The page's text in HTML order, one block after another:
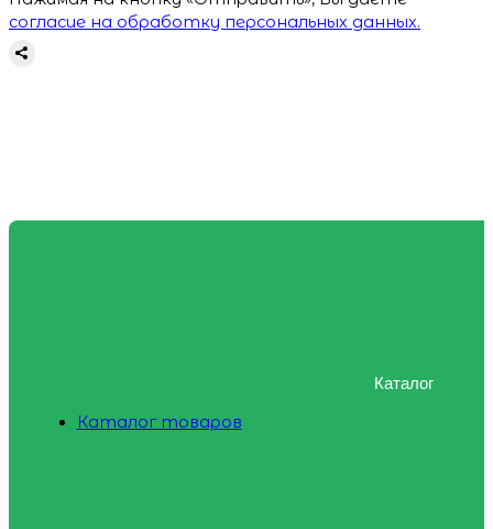
согласие на обработку персональных данных.
Каталог
Каталог товаров